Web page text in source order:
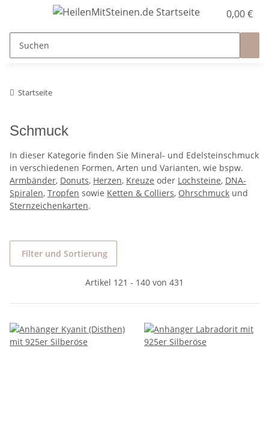
0,00 €
Startseite
Schmuck
In dieser Kategorie finden Sie Mineral- und Edelsteinschmuck
in verschiedenen Formen, Arten und Varianten, wie bspw.
Armbänder, Donuts, Herzen, Kreuze oder Lochsteine, DNA-
Spiralen, Tropfen sowie Ketten & Colliers, Ohrschmuck und
Sternzeichenkarten.
Filter und Sortierung
Artikel 121 - 140 von 431